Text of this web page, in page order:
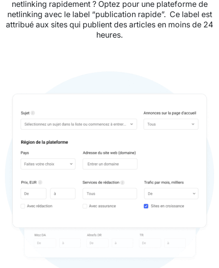
netlinking rapidement ? Optez pour une plateforme de
netlinking avec le label “publication rapide”. Ce label est
attribué aux sites qui publient des articles en moins de 24
heures.